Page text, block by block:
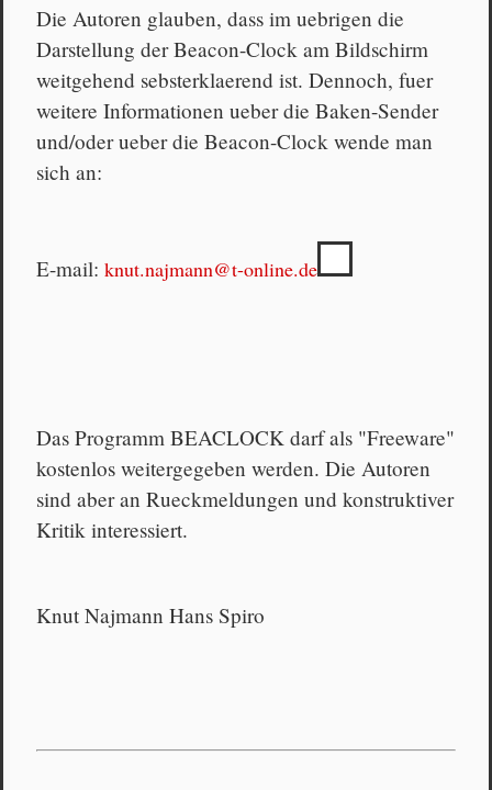
Die Autoren glauben, dass im uebrigen die
Darstellung der Beacon-Clock am Bildschirm
weitgehend sebsterklaerend ist. Dennoch, fuer
weitere Informationen ueber die Baken-Sender
und/oder ueber die Beacon-Clock wende man
sich an:
E-mail: knut.najmann@t-online.de
Das Programm BEACLOCK darf als "Freeware"
kostenlos weitergegeben werden. Die Autoren
sind aber an Rueckmeldungen und konstruktiver
Kritik interessiert.
Knut Najmann Hans Spiro